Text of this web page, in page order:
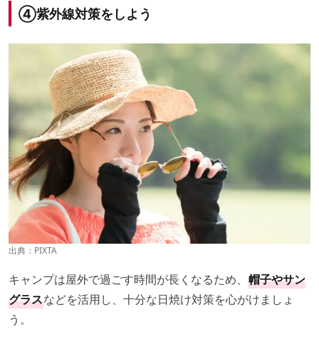
④紫外線対策をしよう
出典：PIXTA
キャンプは屋外で過ごす時間が長くなるため、 帽子やサン
グラスなどを活用し、十分な日焼け対策を心がけましょ
う。